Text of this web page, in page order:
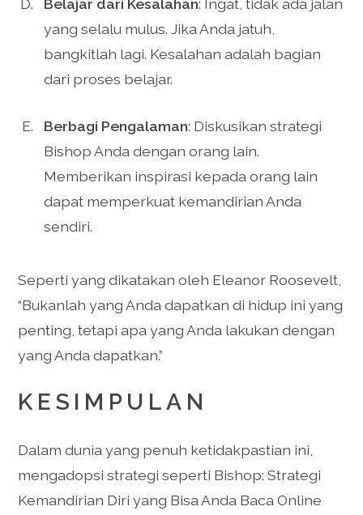
Belajar dari Kesalahan: Ingat, tidak ada jalan
yang selalu mulus. Jika Anda jatuh,
bangkitlah lagi. Kesalahan adalah bagian
dari proses belajar.
Berbagi Pengalaman: Diskusikan strategi
Bishop Anda dengan orang lain.
Memberikan inspirasi kepada orang lain
dapat memperkuat kemandirian Anda
sendiri.
Seperti yang dikatakan oleh Eleanor Roosevelt,
“Bukanlah yang Anda dapatkan di hidup ini yang
penting, tetapi apa yang Anda lakukan dengan
yang Anda dapatkan.”
KESIMPULAN
Dalam dunia yang penuh ketidakpastian ini,
mengadopsi strategi seperti Bishop: Strategi
Kemandirian Diri yang Bisa Anda Baca Online